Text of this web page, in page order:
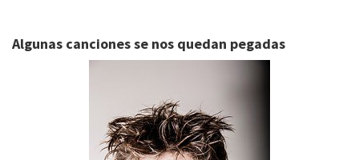
Algunas canciones se nos quedan pegadas